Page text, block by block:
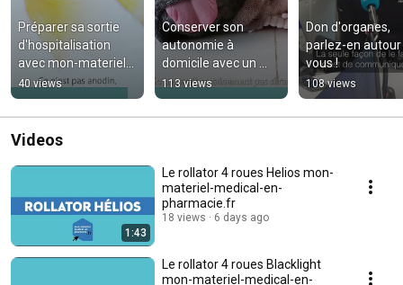
Préparer sa sortie
d'hospitalisation
avec mon-materiel-
medical-en-
pharmacie.fr
40 views
Conserver son
autonomie à
domicile avec un
déambulateur mon-
materiel-medical-
en-pharmacie.fr
113 views
Don d'organes,
parlez-en autour
vous !
108 views
Videos
1:43
Le rollator 4 roues Helios mon-
materiel-medical-en-
pharmacie.fr
18 views 6 days ago
Le rollator 4 roues Blacklight
mon-materiel-medical-en-